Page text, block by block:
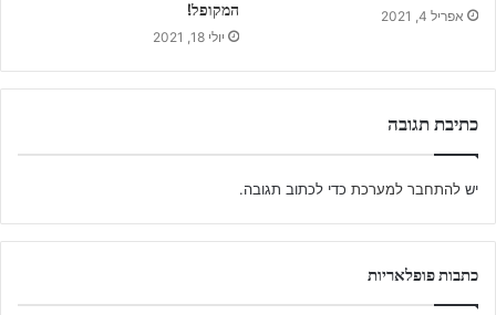
אפריל 4, 2021
המקופל!
יולי 18, 2021
כתיבת תגובה
יש להתחבר למערכת כדי לכתוב תגובה.
כתבות פופלאריות